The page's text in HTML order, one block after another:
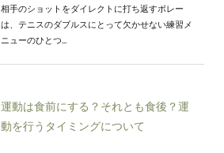
相手のショットをダイレクトに打ち返すボレー
は、テニスのダブルスにとって欠かせない練習メ
ニューのひとつ...
運動は食前にする？それとも食後？運
動を行うタイミングについて